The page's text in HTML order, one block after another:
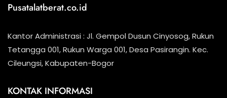
Pusatalatberat.co.id
Kantor Administrasi : Jl. Gempol Dusun Cinyosog, Rukun
Tetangga 001, Rukun Warga 001, Desa Pasirangin. Kec.
Cileungsi, Kabupaten-Bogor
KONTAK INFORMASI